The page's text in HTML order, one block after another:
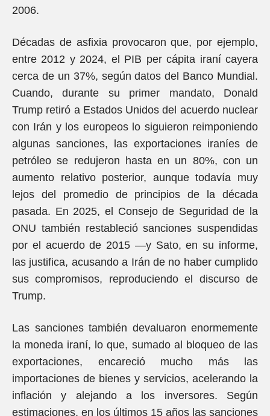
2006.
Décadas de asfixia provocaron que, por ejemplo,
entre 2012 y 2024, el PIB per cápita iraní cayera
cerca de un 37%, según datos del Banco Mundial.
Cuando, durante su primer mandato, Donald
Trump retiró a Estados Unidos del acuerdo nuclear
con Irán y los europeos lo siguieron reimponiendo
algunas sanciones, las exportaciones iraníes de
petróleo se redujeron hasta en un 80%, con un
aumento relativo posterior, aunque todavía muy
lejos del promedio de principios de la década
pasada. En 2025, el Consejo de Seguridad de la
ONU también restableció sanciones suspendidas
por el acuerdo de 2015 —y Sato, en su informe,
las justifica, acusando a Irán de no haber cumplido
sus compromisos, reproduciendo el discurso de
Trump.
Las sanciones también devaluaron enormemente
la moneda iraní, lo que, sumado al bloqueo de las
exportaciones, encareció mucho más las
importaciones de bienes y servicios, acelerando la
inflación y alejando a los inversores. Según
estimaciones, en los últimos 15 años las sanciones